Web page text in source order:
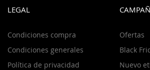
LEGAL
Condiciones compra
Condiciones generales
Política de privacidad
Ofertas
Black
Nuevo